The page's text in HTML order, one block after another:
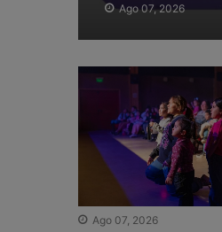
Ago 07, 2026
Ago 07, 2026